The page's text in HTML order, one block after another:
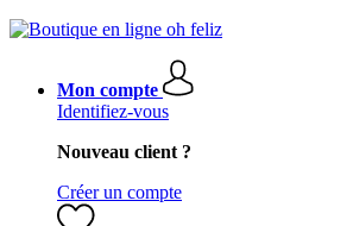
Mon compte
Identifiez-vous
Nouveau client ?
Créer un compte